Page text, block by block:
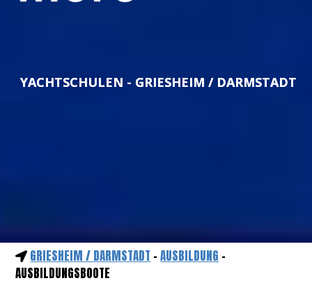
YACHTSCHULEN - GRIESHEIM / DARMSTADT
GRIESHEIM / DARMSTADT -AUSBILDUNG -
AUSBILDUNGSBOOTE